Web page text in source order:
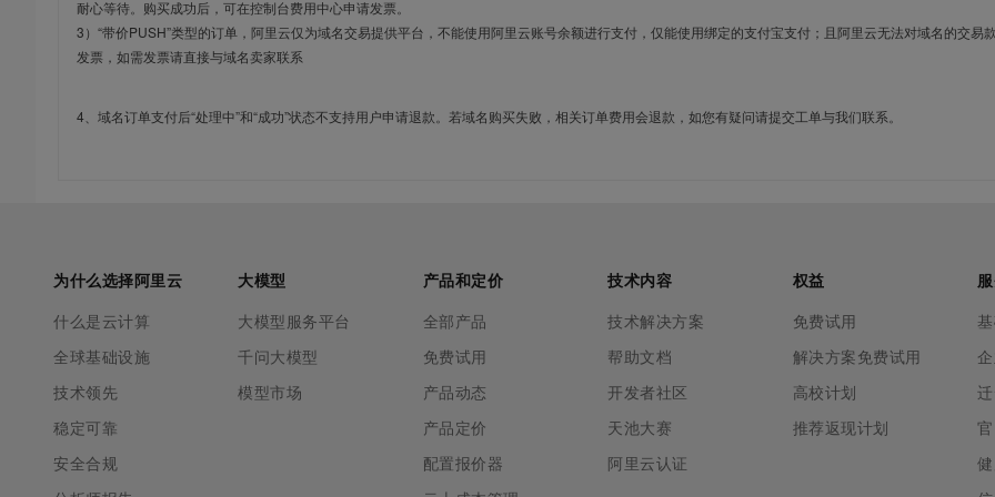
耐心等待。购买成功后，可在控制台费用中心申请发票。
3）“带价PUSH”类型的订单，阿里云仅为域名交易提供平台，不能使用阿里云账号余额进行支付，仅能使用绑定的支付宝支付；且阿里云无法对域名的交易
发票，如需发票请直接与域名卖家联系
4、域名订单支付后“处理中”和“成功”状态不支持用户申请退款。若域名购买失败，相关订单费用会退款，如您有疑问请提交工单与我们联系。